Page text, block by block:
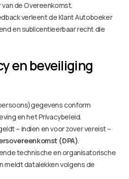
de Overeenkomst.
verleent de Klant Autoboeker
en sublicentieerbaar recht die
en beveiliging
conform
en het Privacybeleid.
– indien en voor zover vereist –
(DPA).
technische en organisatorische
meldt datalekken volgens de